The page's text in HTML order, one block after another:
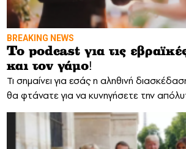
BREAKING NEWS
Το podcast για τις
και τον γάμο!
Τι σημαίνει για εσάς η αληθινή
θα φτάνατε για να κυνηγήσετε την